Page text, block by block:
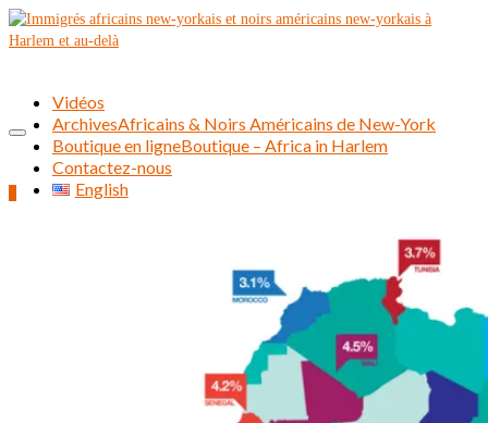
Vidéos
ArchivesAfricains & Noirs Américains de New-York
Boutique en ligneBoutique – Africa in Harlem
Contactez-nous
English